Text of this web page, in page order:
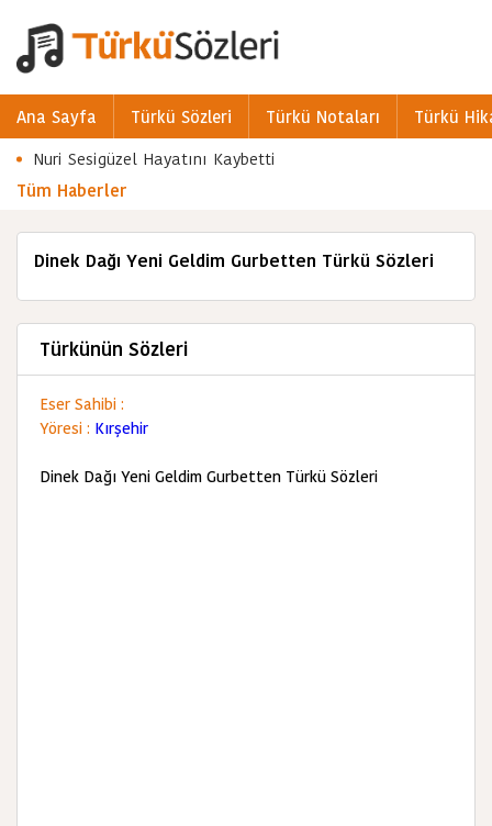
Ana Sayfa Türkü Sözleri Türkü Notaları
Türkü
Nuri Sesigüzel Hayatını Kaybetti
Tüm Haberler
Dinek Dağı Yeni Geldim Gurbetten Türkü Sözleri
Türkünün Sözleri
Eser Sahibi :
Yöresi : Kırşehir
Dinek Dağı Yeni Geldim Gurbetten Türkü Sözleri